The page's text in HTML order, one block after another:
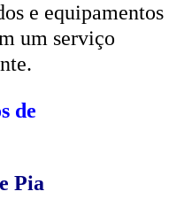
e equipamentos
um serviço
de
Pia